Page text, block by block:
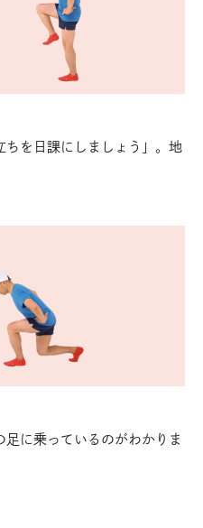
ちを日課にしましょう」。地
に乗っているのがわかりま